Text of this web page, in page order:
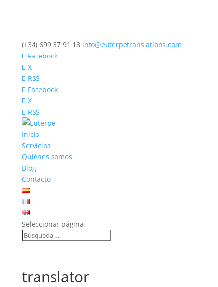
(+34) 699 37 91 18 info@euterpetranslations.com
Facebook
X
RSS
Facebook
X
RSS
Inicio
Servicios
Quiénes somos
Blog
Contacto
Seleccionar página
translator